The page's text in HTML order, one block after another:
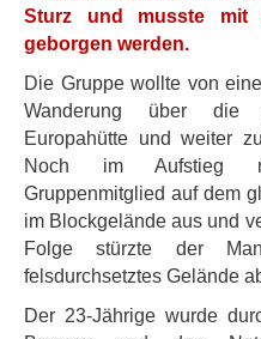
Sturz und musste mit
geborgen werden.
Die Gruppe wollte von
Wanderung über die
Europahütte und weiter
Noch im Aufstieg
Gruppenmitglied auf dem
im Blockgelände aus und
Folge stürzte der
felsdurchsetztes Gelände
Der 23-Jährige wurde